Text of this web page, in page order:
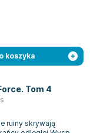
koszyka
Tom 4
ruiny skrywają